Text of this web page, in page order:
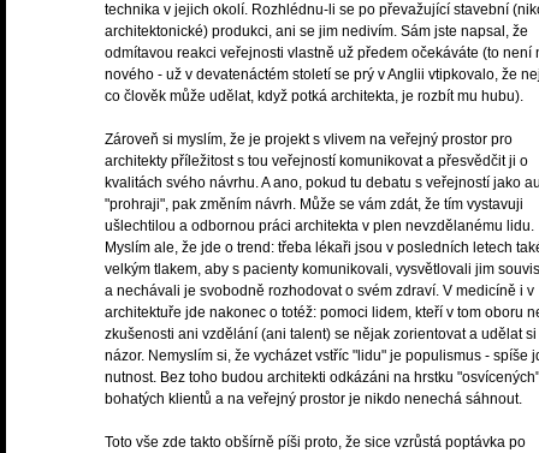
technika v jejich okolí. Rozhlédnu-li se po převažující stavební
architektonické) produkci, ani se jim nedivím. Sám jste napsal, že
odmítavou reakci veřejnosti vlastně už předem očekáváte (to není
nového - už v devatenáctém století se prý v Anglii vtipkovalo, že
co člověk může udělat, když potká architekta, je rozbít mu hubu).
Zároveň si myslím, že je projekt s vlivem na veřejný prostor pro
architekty příležitost s tou veřejností komunikovat a přesvědčit ji o
kvalitách svého návrhu. A ano, pokud tu debatu s veřejností jako
"prohraji", pak změním návrh. Může se vám zdát, že tím vystavuji
ušlechtilou a odbornou práci architekta v plen nevzdělanému lidu.
Myslím ale, že jde o trend: třeba lékaři jsou v posledních letech
velkým tlakem, aby s pacienty komunikovali, vysvětlovali jim
a nechávali je svobodně rozhodovat o svém zdraví. V medicíně i v
architektuře jde nakonec o totéž: pomoci lidem, kteří v tom oboru
zkušenosti ani vzdělání (ani talent) se nějak zorientovat a udělat si
názor. Nemyslím si, že vycházet vstříc "lidu" je populismus - spíše
nutnost. Bez toho budou architekti odkázáni na hrstku "osvícených"
bohatých klientů a na veřejný prostor je nikdo nenechá sáhnout.
Toto vše zde takto obšírně píši proto, že sice vzrůstá poptávka po